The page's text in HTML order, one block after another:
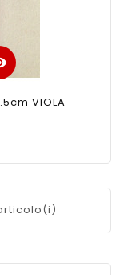
VIOLA